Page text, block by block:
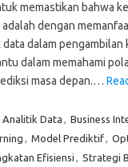
memastikan bahwa
dengan
data dalam
dalam memahami
masa depan.…
Analitik Data , Business
, Model Prediktif,
Efisiensi , Strategi